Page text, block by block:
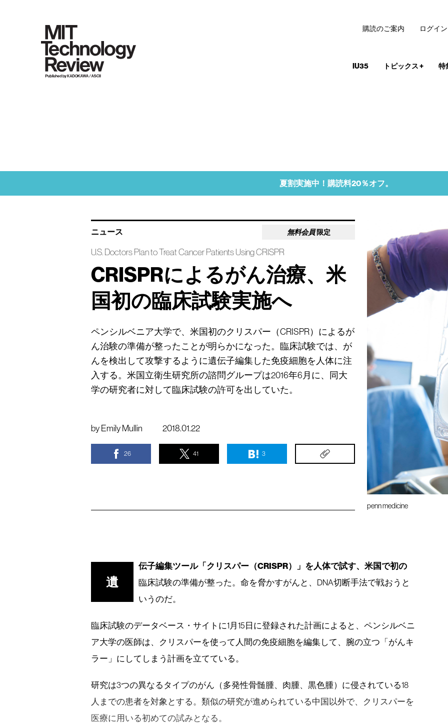
IU35 トピックス+ 特
購読のご案内 ログイン
夏割実施中！購読料20％オフ。
penn medicine
ニュース 無料会員 限定
U.S. Doctors Plan to Treat Cancer Patients Using CRISPR
CRISPRによるがん治療、米
国初の臨床試験実施へ
ペンシルベニア大学で、米国初のクリスパー（CRISPR）によるが
ん治験の準備が整ったことが明らかになった。臨床試験では、が
んを検出して攻撃するように遺伝子編集した免疫細胞を人体に注
入する。米国立衛生研究所の諮問グループは2016年6月に、同大
学の研究者に対して臨床試験の許可を出していた。
by Emily Mullin 2018.01.22
26 41 3
遺
伝子編集ツール「クリスパー（CRISPR）」を人体で試す、米国で初の
臨床試験の準備が整った。命を脅かすがんと、DNA切断手法で戦おうと
いうのだ。
臨床試験のデータベース・サイトに1月15日に登録された計画によると、ペンシルベニ
ア大学の医師は、クリスパーを使って人間の免疫細胞を編集して、腕の立つ「がんキ
ラー」にしてしまう計画を立てている。
研究は3つの異なるタイプのがん（多発性骨髄腫、肉腫、黒色腫）に侵されている18
人までの患者を対象とする。類似の研究が進められている中国以外で、クリスパーを
医療に用いる初めての試みとなる。